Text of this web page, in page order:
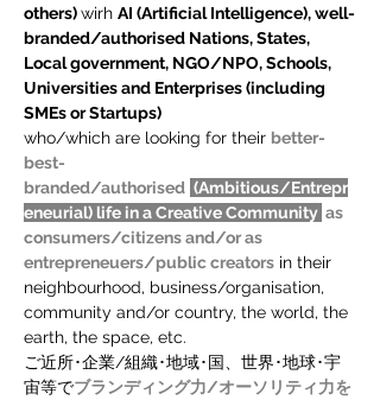
others) wirh AI (Artificial Intelligence), well-
branded/authorised Nations, States,
Local government, NGO/NPO, Schools,
Universities and Enterprises (including
SMEs or Startups)
who/which are looking for their better-
best-
branded/authorised (Ambitious/Entrepr
eneurial) life in a Creative Community as
consumers/citizens and/or as
entrepreneuers/public creators in their
neighbourhood, business/organisation,
community and/or country, the world, the
earth, the space, etc.
ご近所･企業/組織･地域･国、世界･地球･宇
宙等でブランディング力/オーソリティ力を